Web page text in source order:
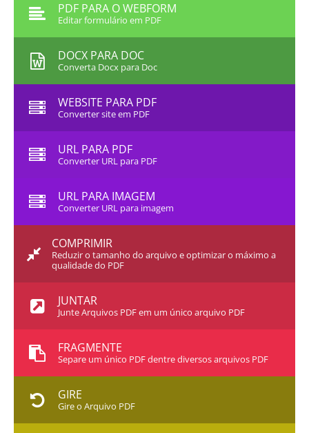
PDF PARA O WEBFORM
Editar formulário em PDF
DOCX PARA DOC
Converta Docx para Doc
WEBSITE PARA PDF
Converter site em PDF
URL PARA PDF
Converter URL para PDF
URL PARA IMAGEM
Converter URL para imagem
COMPRIMIR
Reduzir o tamanho do arquivo e optimizar o máximo a
qualidade do PDF
JUNTAR
Junte Arquivos PDF em um único arquivo PDF
FRAGMENTE
Separe um único PDF dentre diversos arquivos PDF
GIRE
Gire o Arquivo PDF